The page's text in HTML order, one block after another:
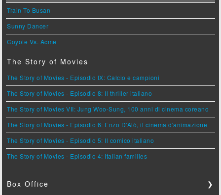
Train To Busan
Sunny Dancer
Coyote Vs. Acme
The Story of Movies
The Story of Movies - Episodio IX: Calcio e campioni
The Story of Movies - Episodio 8: Il thriller italiano
The Story of Movies VII: Jung Woo-Sung, 100 anni di cinema coreano
The Story of Movies - Episodio 6: Enzo D'Alò, il cinema d'animazione
The Story of Movies - Episodio 5: Il comico italiano
The Story of Movies - Episodio 4: Italian families
Box Office ❯